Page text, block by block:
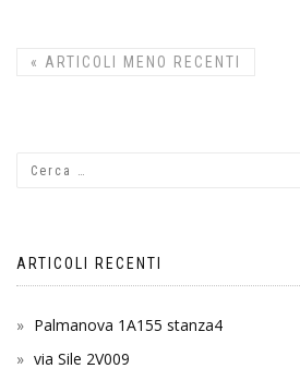
« ARTICOLI MENO RECENTI
ARTICOLI RECENTI
Palmanova 1A155 stanza4
via Sile 2V009